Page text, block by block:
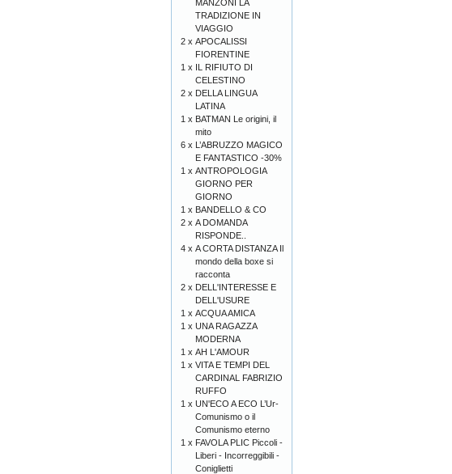
MANZONI LA
TRADIZIONE IN
VIAGGIO
2 x APOCALISSI
FIORENTINE
1 x IL RIFIUTO DI
CELESTINO
2 x DELLA LINGUA
LATINA
1 x BATMAN Le origini, il
mito
6 x L’ABRUZZO MAGICO
E FANTASTICO -30%
1 x ANTROPOLOGIA
GIORNO PER
GIORNO
1 x BANDELLO & CO
2 x A DOMANDA
RISPONDE..
4 x A CORTA DISTANZA Il
mondo della boxe si
racconta
2 x DELL'INTERESSE E
DELL'USURE
1 x ACQUA AMICA
1 x UNA RAGAZZA
MODERNA
1 x AH L'AMOUR
1 x VITA E TEMPI DEL
CARDINAL FABRIZIO
RUFFO
1 x UN'ECO A ECO L’Ur-
Comunismo o il
Comunismo eterno
1 x FAVOLA PLIC Piccoli -
Liberi - Incorreggibili -
Coniglietti